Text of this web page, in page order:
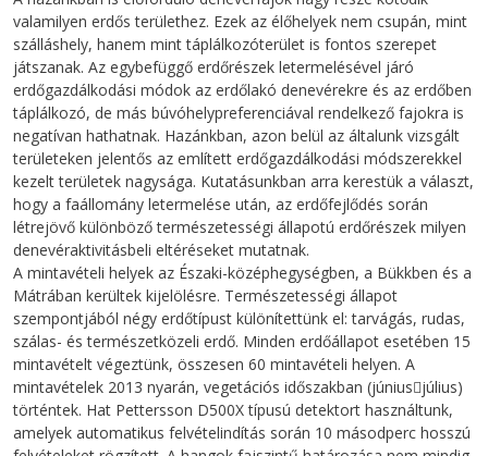
valamilyen erdős területhez. Ezek az élőhelyek nem csupán, mint
szálláshely, hanem mint táplálkozóterület is fontos szerepet
játszanak. Az egybefüggő erdőrészek letermelésével járó
erdőgazdálkodási módok az erdőlakó denevérekre és az erdőben
táplálkozó, de más búvóhelypreferenciával rendelkező fajokra is
negatívan hathatnak. Hazánkban, azon belül az általunk vizsgált
területeken jelentős az említett erdőgazdálkodási módszerekkel
kezelt területek nagysága. Kutatásunkban arra kerestük a választ,
hogy a faállomány letermelése után, az erdőfejlődés során
létrejövő különböző természetességi állapotú erdőrészek milyen
denevéraktivitásbeli eltéréseket mutatnak.
A mintavételi helyek az Északi-középhegységben, a Bükkben és a
Mátrában kerültek kijelölésre. Természetességi állapot
szempontjából négy erdőtípust különítettünk el: tarvágás, rudas,
szálas- és természetközeli erdő. Minden erdőállapot esetében 15
mintavételt végeztünk, összesen 60 mintavételi helyen. A
mintavételek 2013 nyarán, vegetációs időszakban (június￾július)
történtek. Hat Pettersson D500X típusú detektort használtunk,
amelyek automatikus felvételindítás során 10 másodperc hosszú